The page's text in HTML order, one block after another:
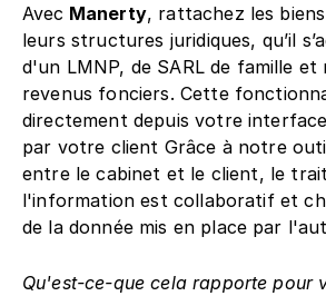
Avec Manerty, rattachez les
leurs structures juridiques, qu’il
d'un LMNP, de SARL de famille et
revenus fonciers. Cette
directement depuis votre
par votre client Grâce à notre
entre le cabinet et le client, le
l'information est collaboratif et
de la donnée mis en place par
Qu'est-ce-que cela rapporte pour